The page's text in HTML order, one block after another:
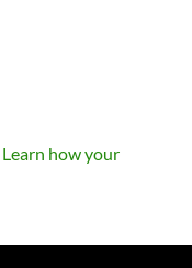
Learn how your